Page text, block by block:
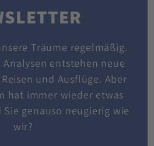
Träume regelmäßig.
entstehen neue
und Ausflüge. Aber
hat immer wieder etwas
genauso neugierig wie
wir?